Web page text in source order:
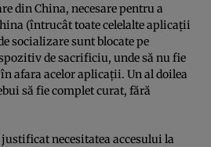
din China, necesare pentru a
(întrucât toate celelalte aplicaţii
socializare sunt blocate pe
de sacrificiu, unde să nu fie
afara acelor aplicaţii. Un al doilea
să fie complet curat, fără
necesitatea accesului la